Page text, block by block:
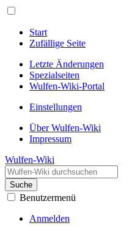
Start
Zufällige Seite
Letzte Änderungen
Spezialseiten
Wulfen-Wiki-Portal
Einstellungen
Über Wulfen-Wiki
Impressum
Wulfen-Wiki
Suche
Benutzermenü
Anmelden